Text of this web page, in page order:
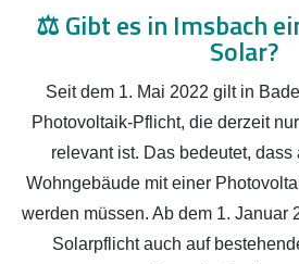
⚖️Gibt es in Imsbach
Solar?
Seit dem 1. Mai 2022 gilt in
Photovoltaik-Pflicht, die derzeit
relevant ist. Das bedeutet,
Wohngebäude mit einer
werden müssen. Ab dem 1. Januar
Solarpflicht auch auf